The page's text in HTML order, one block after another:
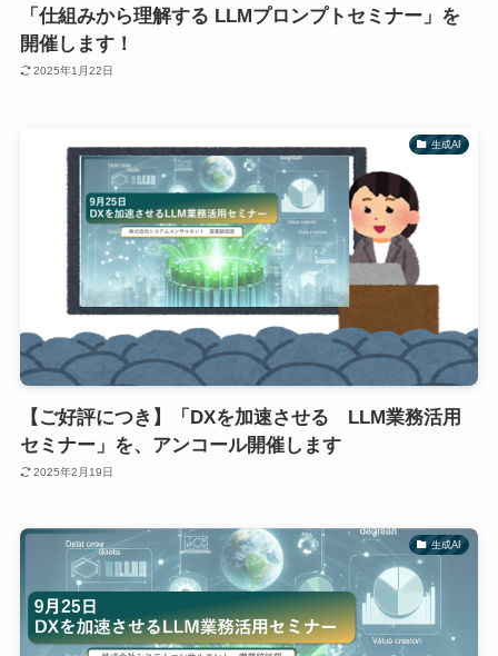
「仕組みから理解する LLMプロンプトセミナー」を
開催します！
2025年1月22日
生成AI
【ご好評につき】「DXを加速させる LLM業務活用
セミナー」を、アンコール開催します
2025年2月19日
生成AI